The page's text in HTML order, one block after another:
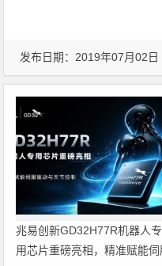
发布日期：2019年07月02
兆易创新GD32H77R机器人专
用芯片重磅亮相，精准赋能伺